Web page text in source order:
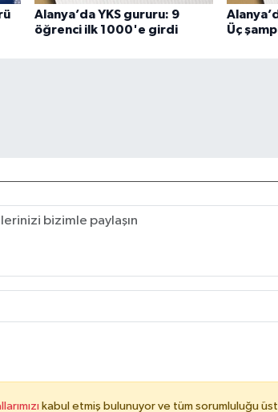
Alanya’da YKS gururu: 9
öğrenci ilk 1000'e girdi
Üç
kabul etmiş bulunuyor ve tüm sorumluluğu